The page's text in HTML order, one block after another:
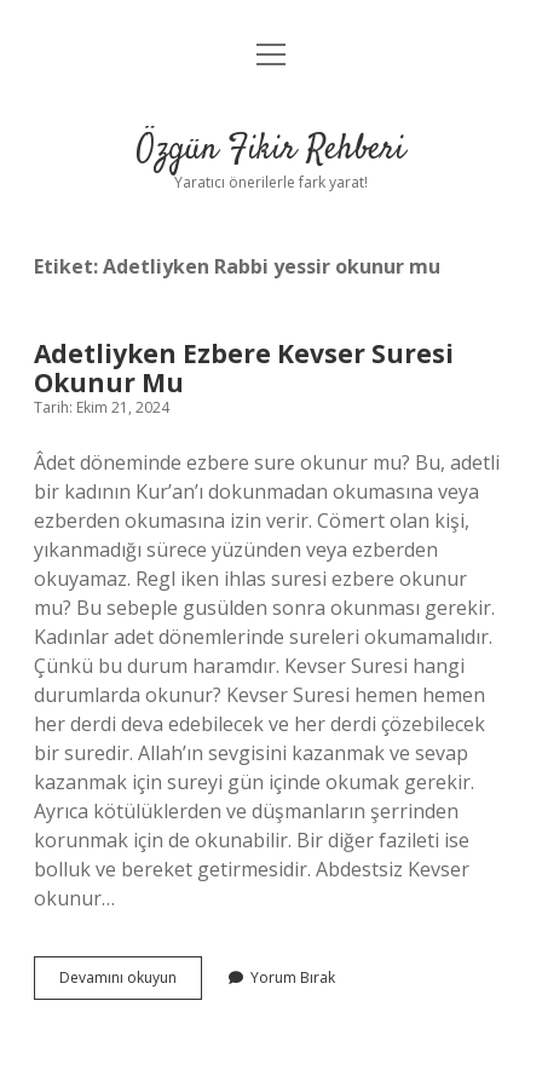
Gizlilik Politikası
Yasal Uyarı
menüyü
Özgün Fikir Rehberi
Yaratıcı önerilerle fark yarat!
Etiket:Adetliyken Rabbi yessir okunur mu
Adetliyken Ezbere Kevser Suresi
Okunur Mu
Tarih: Ekim 21, 2024
Âdet döneminde ezbere sure okunur mu? Bu, adetli
bir kadının Kur’an’ı dokunmadan okumasına veya
ezberden okumasına izin verir. Cömert olan kişi,
yıkanmadığı sürece yüzünden veya ezberden
okuyamaz. Regl iken ihlas suresi ezbere okunur
mu? Bu sebeple gusülden sonra okunması gerekir.
Kadınlar adet dönemlerinde sureleri okumamalıdır.
Çünkü bu durum haramdır. Kevser Suresi hangi
durumlarda okunur? Kevser Suresi hemen hemen
her derdi deva edebilecek ve her derdi çözebilecek
bir suredir. Allah’ın sevgisini kazanmak ve sevap
kazanmak için sureyi gün içinde okumak gerekir.
Ayrıca kötülüklerden ve düşmanların şerrinden
korunmak için de okunabilir. Bir diğer fazileti ise
bolluk ve bereket getirmesidir. Abdestsiz Kevser
okunur…
Devamını okuyun Adetliyken
Ezbere
Yorum Bırak